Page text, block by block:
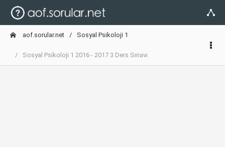
aof.sorular.net Sosyal Psikoloji 1
Sosyal Psikoloji 1 2016 - 2017 3 Ders Sınavı